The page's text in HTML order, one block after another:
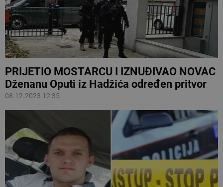
PRIJETIO MOSTARCU I IZNUĐIVAO NOVAC
Dženanu Oputi iz Hadžića određen pritvor
08.12.2023 12:35